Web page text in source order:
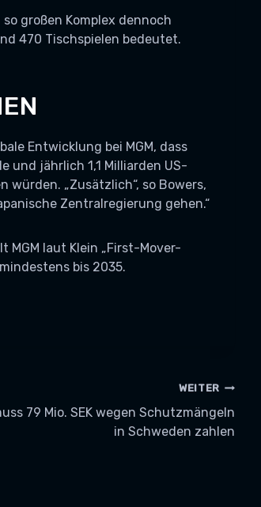
großen Komplex dennoch
470 Tischspielen bedeutet.
Entwicklung bei MGM, dass
jährlich 1,1 Milliarden US-
„Zusätzlich“, so Bowers,
Zentralregierung gehen.“
laut Klein „First-Mover-
bis 2035.
WEITER
79 Mio. SEK wegen Schutzmängeln
in Schweden zahlen